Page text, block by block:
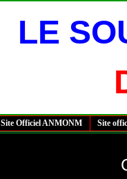
LE
Site Officiel ANMONM Site